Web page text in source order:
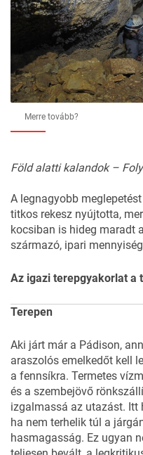
Merre tovább?
Föld alatti kalandok –
A legnagyobb
titkos rekesz nyújtotta,
kocsiban is hideg maradt
származó, ipari
Az igazi terepgyakorlat a
Terepen
Aki járt már a Pádison,
araszolós emelkedőt kell
a fennsíkra. Termetes
és a szembejövő
izgalmassá az utazást. Itt
ha nem terhelik túl a
hasmagasság. Ez ugyan